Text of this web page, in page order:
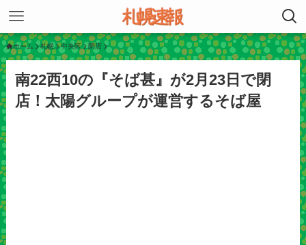
ホーム 札幌 中央区 閉店
南22西10の『そば甚』が2月23日で閉
店！太陽グループが運営するそば屋